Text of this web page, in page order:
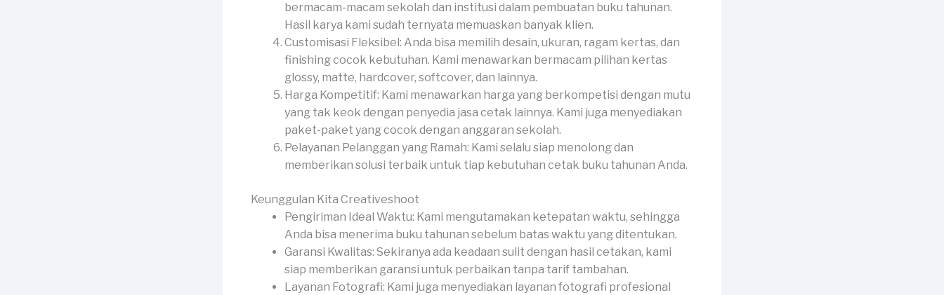
bermacam-macam sekolah dan institusi dalam pembuatan buku tahunan.
Hasil karya kami sudah ternyata memuaskan banyak klien.
Customisasi Fleksibel: Anda bisa memilih desain, ukuran, ragam kertas, dan
finishing cocok kebutuhan. Kami menawarkan bermacam pilihan kertas
glossy, matte, hardcover, softcover, dan lainnya.
Harga Kompetitif: Kami menawarkan harga yang berkompetisi dengan mutu
yang tak keok dengan penyedia jasa cetak lainnya. Kami juga menyediakan
paket-paket yang cocok dengan anggaran sekolah.
Pelayanan Pelanggan yang Ramah: Kami selalu siap menolong dan
memberikan solusi terbaik untuk tiap kebutuhan cetak buku tahunan Anda.
Keunggulan Kita Creativeshoot
Pengiriman Ideal Waktu: Kami mengutamakan ketepatan waktu, sehingga
Anda bisa menerima buku tahunan sebelum batas waktu yang ditentukan.
Garansi Kwalitas: Sekiranya ada keadaan sulit dengan hasil cetakan, kami
siap memberikan garansi untuk perbaikan tanpa tarif tambahan.
Layanan Fotografi: Kami juga menyediakan layanan fotografi profesional